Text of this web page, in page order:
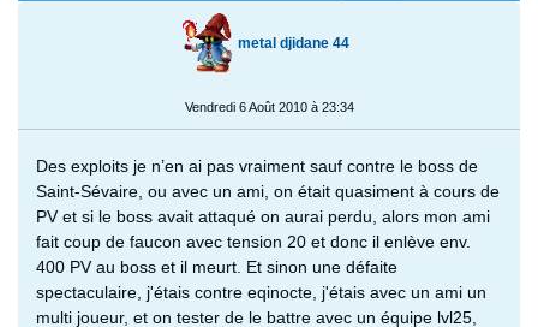
metal djidane 44
Vendredi 6 Août 2010 à 23:34
Des exploits je n’en ai pas vraiment sauf contre le boss de
Saint-Sévaire, ou avec un ami, on était quasiment à cours de
PV et si le boss avait attaqué on aurai perdu, alors mon ami
fait coup de faucon avec tension 20 et donc il enlève env.
400 PV au boss et il meurt. Et sinon une défaite
spectaculaire, j'étais contre eqinocte, j'étais avec un ami un
multi joueur, et on tester de le battre avec un équipe lvl25,